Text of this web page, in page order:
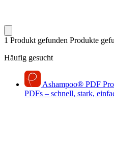
1 Produkt gefunden Produkte
Häufig gesucht
Ashampoo® PDF
PDFs – schnell, stark,